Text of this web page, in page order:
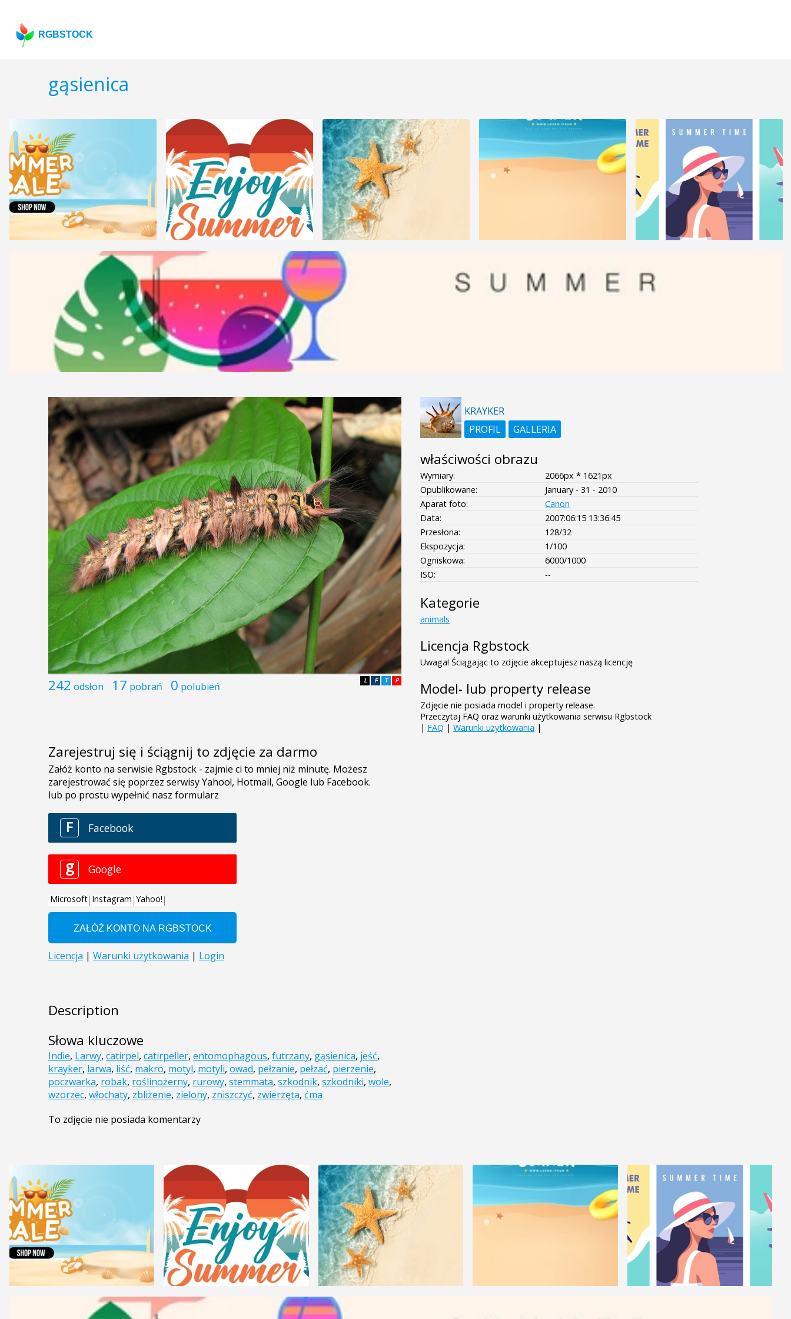
RGBSTOCK
gąsienica
242 odsłon 17 pobrań 0 polubień P
T
F
L
Zarejestruj się i ściągnij to zdjęcie za darmo
Description
Słowa kluczowe
Indie, Larwy, catirpel, catirpeller, entomophagous, futrzany, gąsienica, jeść,
krayker, larwa, liść, makro, motyl, motyli, owad, pełzanie, pełzać, pierzenie,
poczwarka, robak, roślinożerny, rurowy, stemmata, szkodnik, szkodniki, wole,
wzorzec, włochaty, zbliżenie, zielony, zniszczyć, zwierzęta, ćma
To zdjęcie nie posiada komentarzy
KRAYKER
PROFIL
GALLERIA
właściwości obrazu
Wymiary:
2066px * 1621px
Opublikowane:
January - 31 - 2010
Aparat foto:
Canon
Data:
2007:06:15 13:36:45
Przesłona:
128/32
Ekspozycja:
1/100
Ogniskowa:
6000/1000
ISO:
--
Kategorie
animals
Licencja Rgbstock
Uwaga! Ściągając to zdjęcie akceptujesz naszą licencję
Model- lub property release
Zdjęcie nie posiada model i property release.
Przeczytaj FAQ oraz warunki użytkowania serwisu Rgbstock
| FAQ | Warunki użytkowania |